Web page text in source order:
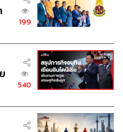
าแห้งกับข้าวเหนียวมูน
สิร์ฟสาคูเผือกมะพร้าว
ก Risotto and White
งกวนกับน้ำตาล ทานกับ
อก และเกาลัดดิบ ที่ฝาน
199
540